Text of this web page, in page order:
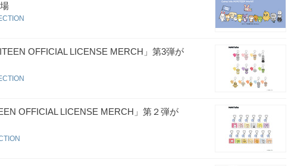
OFFICIAL LICENSE MERCH」第3弾が
OFFICIAL LICENSE MERCH」第２弾が